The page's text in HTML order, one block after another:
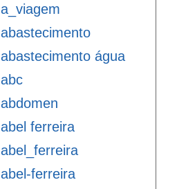
a_viagem
abastecimento
abastecimento água
abc
abdomen
abel ferreira
abel_ferreira
abel-ferreira